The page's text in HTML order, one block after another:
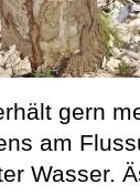
gern
am
Wasser.